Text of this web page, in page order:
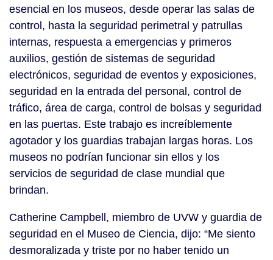
esencial en los museos, desde operar las salas de
control, hasta la seguridad perimetral y patrullas
internas, respuesta a emergencias y primeros
auxilios, gestión de sistemas de seguridad
electrónicos, seguridad de eventos y exposiciones,
seguridad en la entrada del personal, control de
tráfico, área de carga, control de bolsas y seguridad
en las puertas. Este trabajo es increíblemente
agotador y los guardias trabajan largas horas. Los
museos no podrían funcionar sin ellos y los
servicios de seguridad de clase mundial que
brindan.
Catherine Campbell, miembro de UVW y guardia de
seguridad en el Museo de Ciencia, dijo: “Me siento
desmoralizada y triste por no haber tenido un